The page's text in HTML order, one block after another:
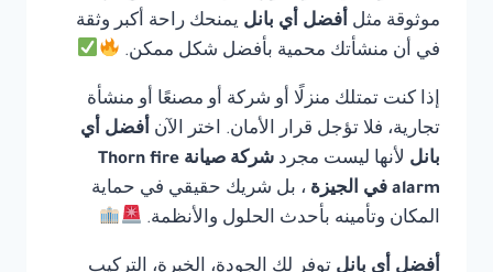
موثوقة مثل أفضل أي بانل يمنحك راحة أكبر وثقة
في أن منشأتك محمية بأفضل شكل ممكن.
إذا كنت تمتلك منزلًا أو شركة أو مصنعًا أو منشأة
تجارية، فلا تؤجل قرار الأمان. اختر الآن أفضل أي
بانل لأنها ليست مجرد
شركة صيانة Thorn fire
alarm في الجيزة
، بل شريك حقيقي في حماية
المكان وتأمينه بأحدث الحلول والأنظمة.
أفضل أي بانل توفر لك الجودة، الخبرة، التركيب